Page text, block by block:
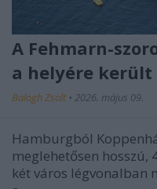
A Fehmarn-
a helyére került
Balogh Zsolt • 2026. május 09.
Hamburgból
meglehetősen hosszú,
két város légvonalban